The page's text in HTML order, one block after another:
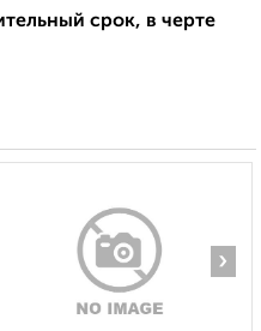
срок, в черте
›